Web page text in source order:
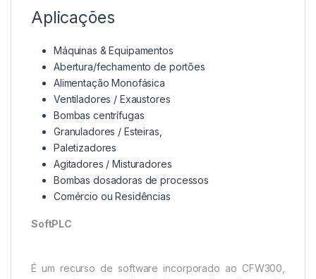
Aplicações
Máquinas & Equipamentos
Abertura/fechamento de portões
Alimentação Monofásica
Ventiladores / Exaustores
Bombas centrífugas
Granuladores / Esteiras,
Paletizadores
Agitadores / Misturadores
Bombas dosadoras de processos
Comércio ou Residências
SoftPLC
É um recurso de software incorporado ao CFW300,